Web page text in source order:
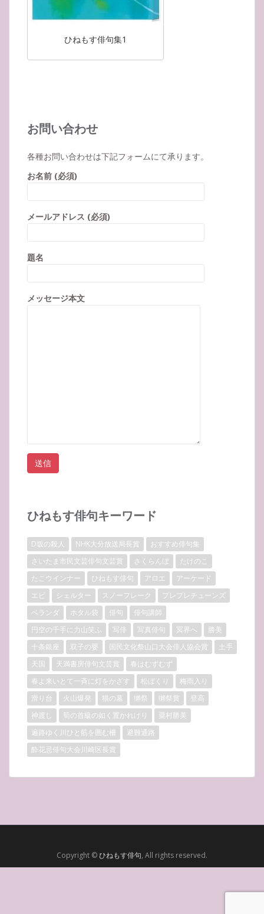
ひねもす俳句集1
お問い合わせ
各種お問い合わせは下記フォームにて承ります。
お名前 (必須)
メールアドレス (必須)
題名
メッセージ本文
ひねもす俳句キーワード
D坂の殺人 NHK大分放送局長賞
おすすめ俳句集
さいたま市民文芸俳句文芸賞
さくらんぼ
たけのこ
たこウインナー
ひねもす俳句 アロエ
アーケード
エビ
シェルター スノーフレーク
プレプレチューンズ
ベランダ
ホタル袋 俳句
俳句講師
円空の千手に力山笑ふ
写俳 写真俳句 冥界へ
勝美
十条銀座
双子の嬰 国民文化祭山口大会俳人協会賞
土手
天国
天満書房俳句文芸賞
春はむずむず
春よ来いとて一斉に灯をかざす
松ぼくり
梅雨入り
滑り台
火山爆発 猫の墓 獺祭 獺祭賞
登高
神渡し
筍の首級の如く置かれけり
粟村勝美
遍路ゆく川ひと筋を囲む柵
避難通路
酔花忌俳句大会川崎区長賞
Copyright ©ひねもす俳句, All rights reserved.